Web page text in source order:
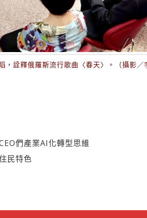
，詮釋俄羅斯流行歌曲〈春天〉。（攝影／
們產業AI化轉型思維
民特色